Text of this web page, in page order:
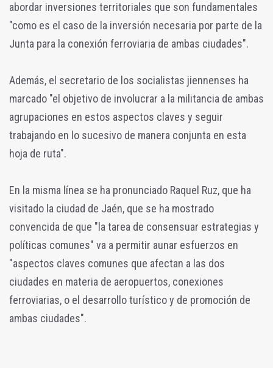
abordar inversiones territoriales que son fundamentales
"como es el caso de la inversión necesaria por parte de la
Junta para la conexión ferroviaria de ambas ciudades".
Además, el secretario de los socialistas jiennenses ha
marcado "el objetivo de involucrar a la militancia de ambas
agrupaciones en estos aspectos claves y seguir
trabajando en lo sucesivo de manera conjunta en esta
hoja de ruta".
En la misma línea se ha pronunciado Raquel Ruz, que ha
visitado la ciudad de Jaén, que se ha mostrado
convencida de que "la tarea de consensuar estrategias y
políticas comunes" va a permitir aunar esfuerzos en
"aspectos claves comunes que afectan a las dos
ciudades en materia de aeropuertos, conexiones
ferroviarias, o el desarrollo turístico y de promoción de
ambas ciudades".